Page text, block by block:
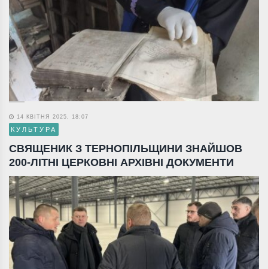
14 КВІТНЯ 2025, 18:07
КУЛЬТУРА
СВЯЩЕНИК З ТЕРНОПІЛЬЩИНИ ЗНАЙШОВ
200-ЛІТНІ ЦЕРКОВНІ АРХІВНІ ДОКУМЕНТИ